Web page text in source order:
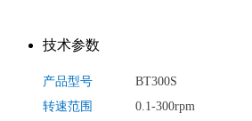
技术参数
产品型号 BT300S
转速范围
0.1-300rpm